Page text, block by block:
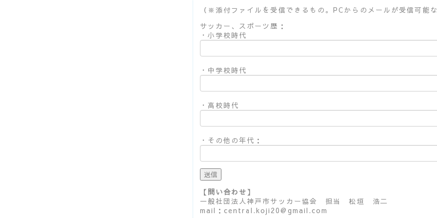
（※添付ファイルを受信できるもの。PCからのメールが受信可能
サッカー、スポーツ歴：
・小学校時代
・中学校時代
・高校時代
・その他の年代：
【問い合わせ】
一般社団法人神戸市サッカー協会 担当 松垣 浩二
mail：central.koji20@gmail.com